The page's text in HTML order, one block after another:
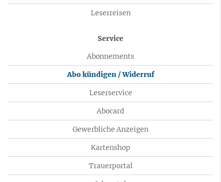
Leserreisen
Service
Abonnements
Abo kündigen / Widerruf
Leserservice
Abocard
Gewerbliche Anzeigen
Kartenshop
Trauerportal